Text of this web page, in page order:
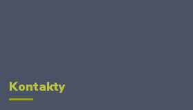
Kontakty